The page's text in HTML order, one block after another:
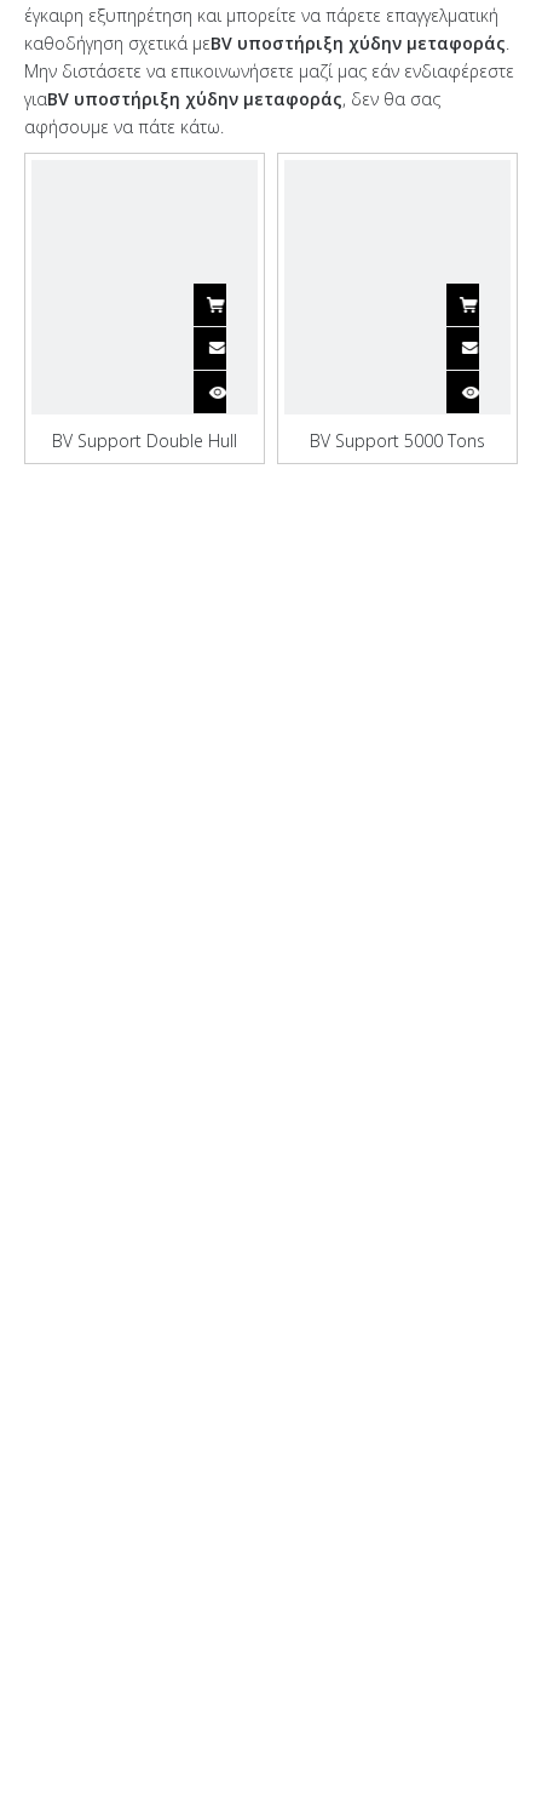
έγκαιρη εξυπηρέτηση και μπορείτε να πάρετε επαγγελματική
καθοδήγηση σχετικά μεBV υποστήριξη χύδην μεταφοράς.
Μην διστάσετε να επικοινωνήσετε μαζί μας εάν ενδιαφέρεστε
γιαBV υποστήριξη χύδην μεταφοράς, δεν θα σας
αφήσουμε να πάτε κάτω.
BV Support Double Hull
Cargo Hold Bulk Carrier
BV Support 5000 Tons
Τσιμέντο Χύδην μεταφοράς